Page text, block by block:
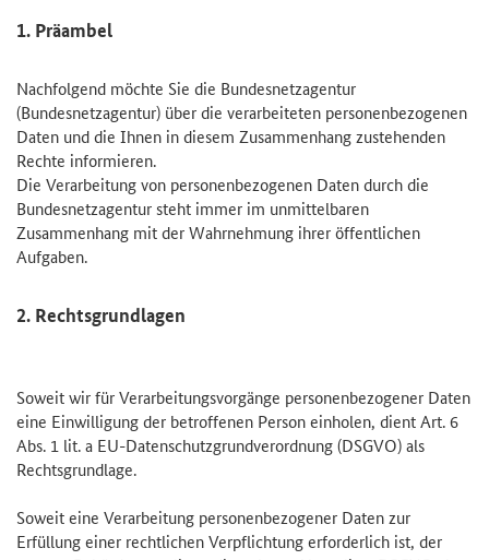
1. Präambel
Nachfolgend möchte Sie die Bundesnetzagentur
(Bundesnetzagentur) über die verarbeiteten personenbezogenen
Daten und die Ihnen in diesem Zusammenhang zustehenden
Rechte informieren.
Die Verarbeitung von personenbezogenen Daten durch die
Bundesnetzagentur steht immer im unmittelbaren
Zusammenhang mit der Wahrnehmung ihrer öffentlichen
Aufgaben.
2. Rechtsgrundlagen
Soweit wir für Verarbeitungsvorgänge personenbezogener Daten
eine Einwilligung der betroffenen Person einholen, dient Art. 6
Abs. 1 lit. a EU-Datenschutzgrundverordnung (DSGVO) als
Rechtsgrundlage.
Soweit eine Verarbeitung personenbezogener Daten zur
Erfüllung einer rechtlichen Verpflichtung erforderlich ist, der